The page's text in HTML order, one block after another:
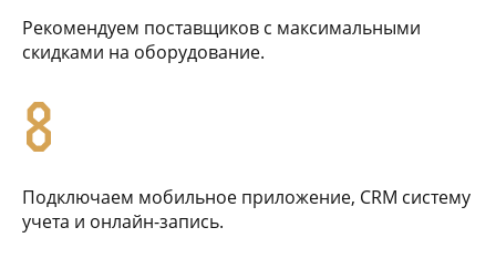
Рекомендуем поставщиков с максимальными
скидками на оборудование.
8
Подключаем мобильное приложение, CRM систему
учета и онлайн-запись.